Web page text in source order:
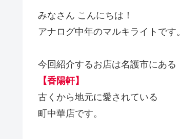
みなさん こんにちは！
アナログ中年のマルキライトです。
今回紹介するお店は名護市にある
【香陽軒】
古くから地元に愛されている
町中華店です。